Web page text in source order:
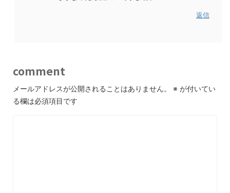
返信
comment
メールアドレスが公開されることはありません。 ※ が付いてい
る欄は必須項目です